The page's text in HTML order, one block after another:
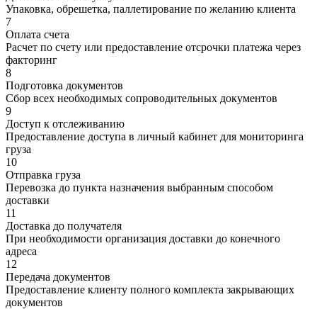
Упаковка, обрешетка, паллетирование по желанию клиента
7
Оплата счета
Расчет по счету или предоставление отсрочки платежа через
факторинг
8
Подготовка документов
Сбор всех необходимых сопроводительных документов
9
Доступ к отслеживанию
Предоставление доступа в личный кабинет для мониторинга
груза
10
Отправка груза
Перевозка до пункта назначения выбранным способом
доставки
11
Доставка до получателя
При необходимости организация доставки до конечного
адреса
12
Передача документов
Предоставление клиенту полного комплекта закрывающих
документов